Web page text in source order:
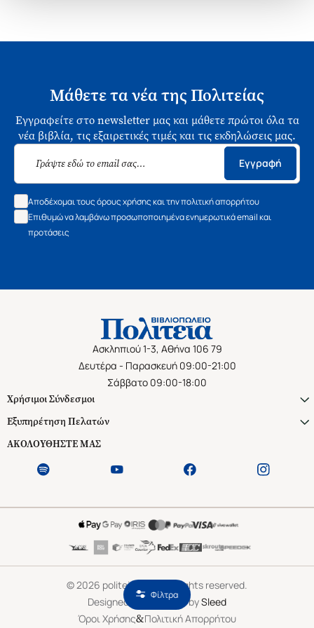
Φίλτρα
Μάθετε τα νέα της Πολιτείας
Εγγραφείτε στο newsletter μας και μάθετε πρώτοι όλα τα
νέα βιβλία, τις εξαιρετικές τιμές και τις εκδηλώσεις μας.
Εγγραφή
Αποδέχομαι τους όρους χρήσης και την πολιτική απορρήτου
Επιθυμώ να λαμβάνω προσωποποιημένα ενημερωτικά email και
προτάσεις
Ασκληπιού 1-3, Αθήνα 106 79
Δευτέρα - Παρασκευή 09:00-21:00
Σάββατο 09:00-18:00
Χρήσιμοι Σύνδεσμοι
Εξυπηρέτηση Πελατών
ΑΚΟΛΟΥΘΗΣΤΕ ΜΑΣ
©2026 politeianet.gr All rights reserved.
Designed & Developed bySleed
Όροι Χρήσης&Πολιτική Απορρήτου